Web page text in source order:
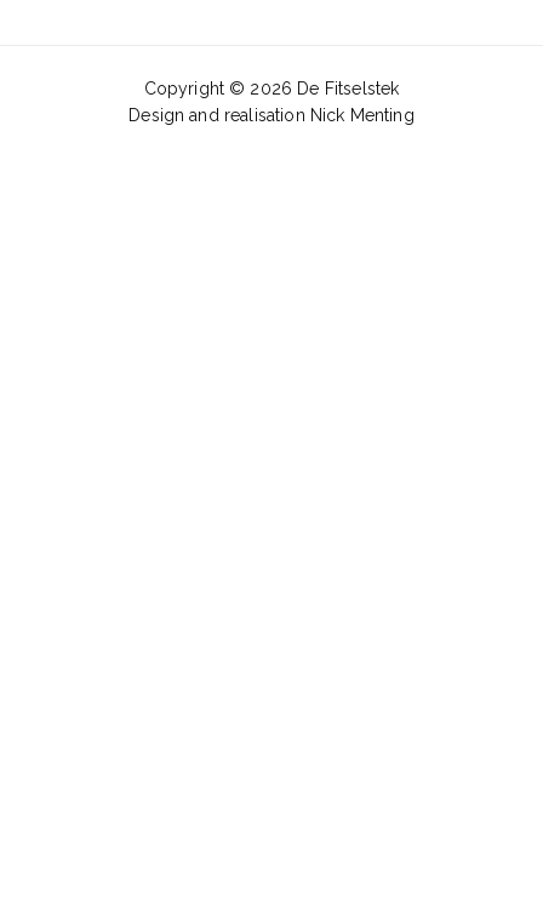
Copyright © 2026 De Fitselstek
Design and realisation Nick Menting